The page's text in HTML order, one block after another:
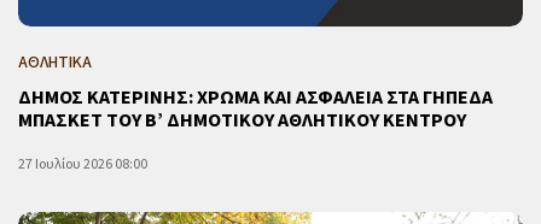
ΑΘΛΗΤΙΚΑ
ΔΗΜΟΣ ΚΑΤΕΡΙΝΗΣ: ΧΡΩΜΑ ΚΑΙ ΑΣΦΑΛΕΙΑ ΣΤΑ ΓΗΠΕΔΑ
ΜΠΑΣΚΕΤ ΤΟΥ Β’ ΔΗΜΟΤΙΚΟΥ ΑΘΛΗΤΙΚΟΥ ΚΕΝΤΡΟΥ
27 Ιουλίου 2026 08:00